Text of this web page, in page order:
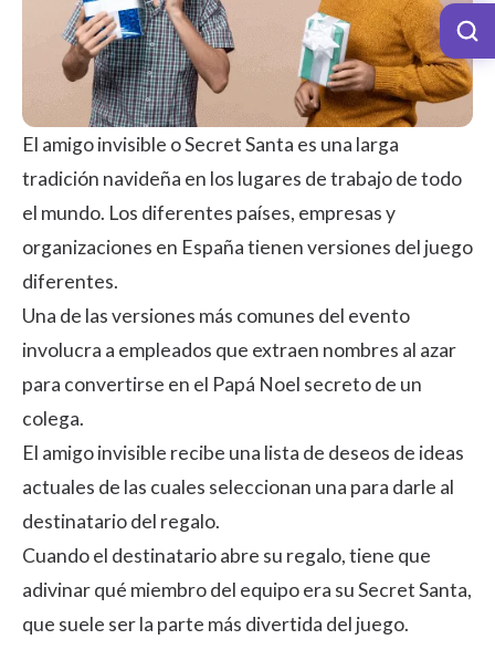
El amigo invisible o Secret Santa es una larga
tradición navideña en los lugares de trabajo de todo
el mundo. Los diferentes países, empresas y
organizaciones en España tienen versiones del juego
diferentes.
Una de las versiones más comunes del evento
involucra a empleados que extraen nombres al azar
para convertirse en el Papá Noel secreto de un
colega.
El amigo invisible recibe una lista de deseos de ideas
actuales de las cuales seleccionan una para darle al
destinatario del regalo.
Cuando el destinatario abre su regalo, tiene que
adivinar qué miembro del equipo era su Secret Santa,
que suele ser la parte más divertida del juego.